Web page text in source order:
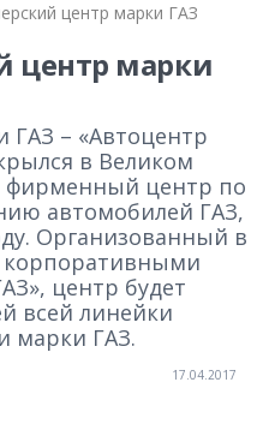
центр марки ГАЗ
центр марки
ГАЗ – «Автоцентр
в Великом
фирменный центр по
автомобилей ГАЗ,
Организованный в
корпоративными
центр будет
всей линейки
марки ГАЗ.
17.04.2017